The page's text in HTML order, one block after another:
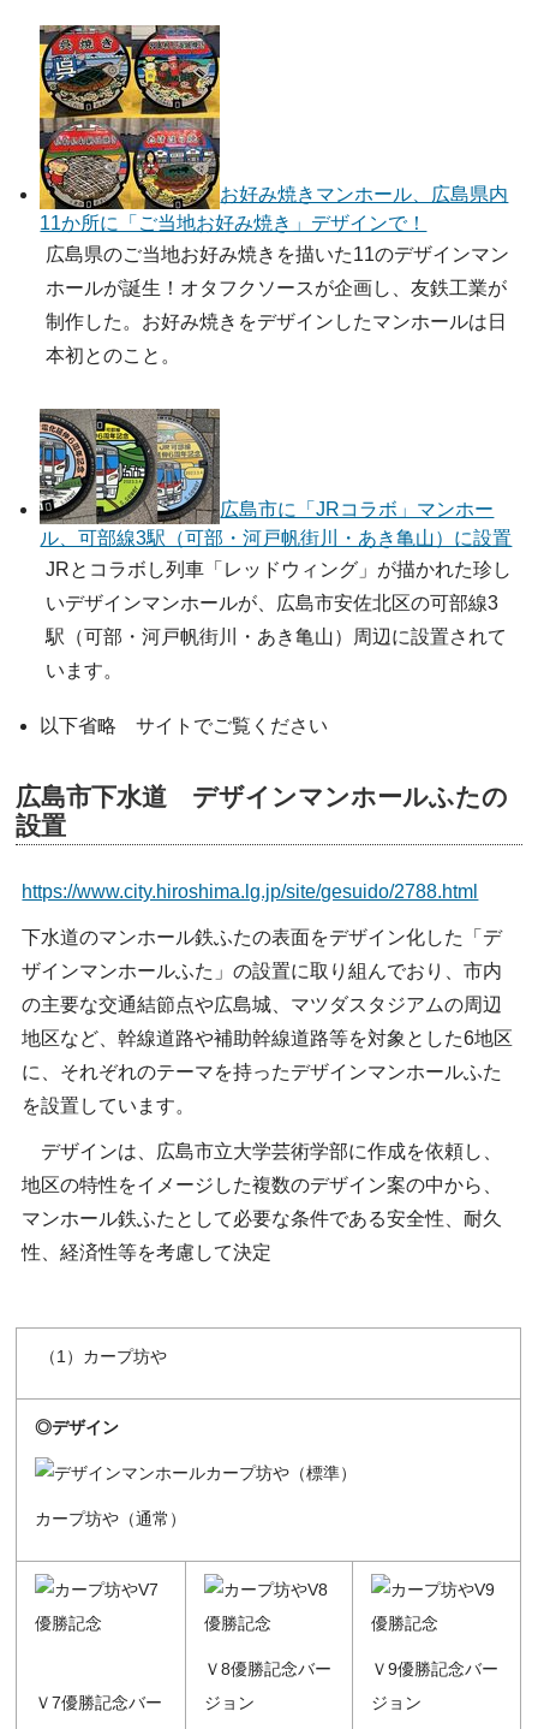
お好み焼きマンホール、広島県内
11か所に「ご当地お好み焼き」デザインで！
広島県のご当地お好み焼きを描いた11のデザインマン
ホールが誕生！オタフクソースが企画し、友鉄工業が
制作した。お好み焼きをデザインしたマンホールは日
本初とのこと。
広島市に「JRコラボ」マンホー
ル、可部線3駅（可部・河戸帆街川・あき亀山）に設置
JRとコラボし列車「レッドウィング」が描かれた珍し
いデザインマンホールが、広島市安佐北区の可部線3
駅（可部・河戸帆街川・あき亀山）周辺に設置されて
います。
以下省略 サイトでご覧ください
広島市下水道 デザインマンホールふたの
設置
https://www.city.hiroshima.lg.jp/site/gesuido/2788.html
下水道のマンホール鉄ふたの表面をデザイン化した「デ
ザインマンホールふた」の設置に取り組んでおり、市内
の主要な交通結節点や広島城、マツダスタジアムの周辺
地区など、幹線道路や補助幹線道路等を対象とした6地区
に、それぞれのテーマを持ったデザインマンホールふた
を設置しています。
デザインは、広島市立大学芸術学部に作成を依頼し、
地区の特性をイメージした複数のデザイン案の中から、
マンホール鉄ふたとして必要な条件である安全性、耐久
性、経済性等を考慮して決定
（1）カープ坊や
◎デザイン
カープ坊や（通常）
Ｖ7優勝記念バー
Ｖ8優勝記念バー
ジョン
Ｖ9優勝記念バー
ジョン